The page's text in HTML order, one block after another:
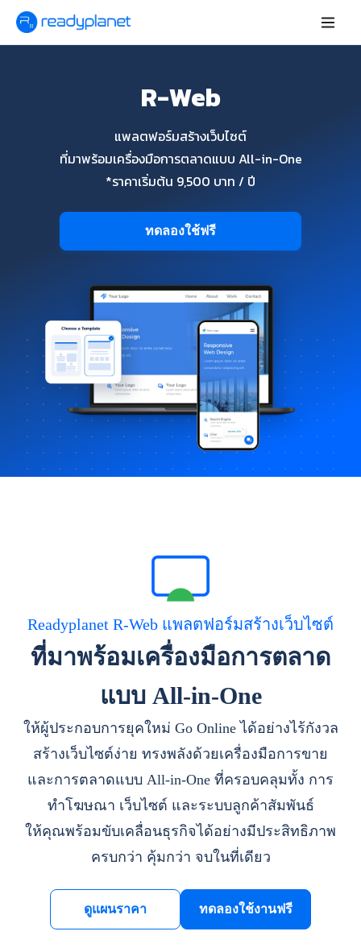
R-Web
แพลตฟอร์มสร้างเว็บไซต์
ที่มาพร้อมเครื่องมือการตลาดแบบ All-in-One
*ราคาเริ่มต้น 9,500 บาท / ปี
ทดลองใช้ฟรี
Readyplanet R-Web แพลตฟอร์มสร้างเว็บไซต์
ที่มาพร้อมเครื่องมือการตลาด
แบบ All-in-One
ให้ผู้ประกอบการยุคใหม่ Go Online ได้อย่างไร้กังวล
สร้างเว็บไซต์ง่าย ทรงพลังด้วยเครื่องมือการขาย
และการตลาดแบบ All-in-One ที่ครอบคลุมทั้ง การ
ทำโฆษณา เว็บไซต์ และระบบลูกค้าสัมพันธ์
ให้คุณพร้อมขับเคลื่อนธุรกิจได้อย่างมีประสิทธิภาพ
ครบกว่า คุ้มกว่า จบในที่เดียว
ดูแผนราคา ทดลองใช้งานฟรี